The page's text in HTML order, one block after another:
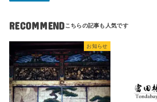
RECOMMEND
お知らせ